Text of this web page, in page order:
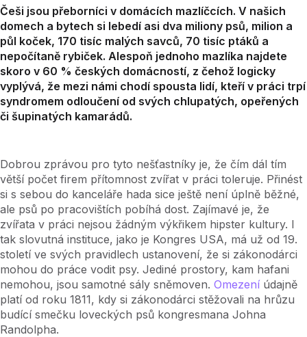
Češi jsou přeborníci v domácích mazlíčcích. V našich
domech a bytech si lebedí asi dva miliony psů, milion a
půl koček, 170 tisíc malých savců, 70 tisíc ptáků a
nepočítaně rybiček. Alespoň jednoho mazlíka najdete
skoro v 60 % českých domácností, z čehož logicky
vyplývá, že mezi námi chodí spousta lidí, kteří v práci trpí
syndromem odloučení od svých chlupatých, opeřených
či šupinatých kamarádů.
Dobrou zprávou pro tyto nešťastníky je, že čím dál tím
větší počet firem přítomnost zvířat v práci toleruje. Přinést
si s sebou do kanceláře hada sice ještě není úplně běžné,
ale psů po pracovištích pobíhá dost. Zajímavé je, že
zvířata v práci nejsou žádným výkřikem hipster kultury. I
tak slovutná instituce, jako je Kongres USA, má už od 19.
století ve svých pravidlech ustanovení, že si zákonodárci
mohou do práce vodit psy. Jediné prostory, kam hafani
nemohou, jsou samotné sály sněmoven. Omezeníúdajně
platí od roku 1811, kdy si zákonodárci stěžovali na hrůzu
budící smečku loveckých psů kongresmana Johna
Randolpha.